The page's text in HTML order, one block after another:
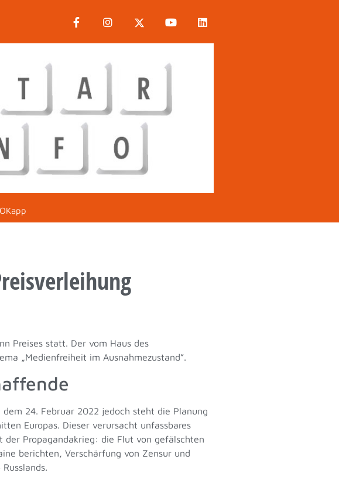
Preises statt. Der vom Haus des
„Medienfreiheit im Ausnahmezustand”.
24. Februar 2022 jedoch steht die Planung
Europas. Dieser verursacht unfassbares
der Propagandakrieg: die Flut von gefälschten
berichten, Verschärfung von Zensur und